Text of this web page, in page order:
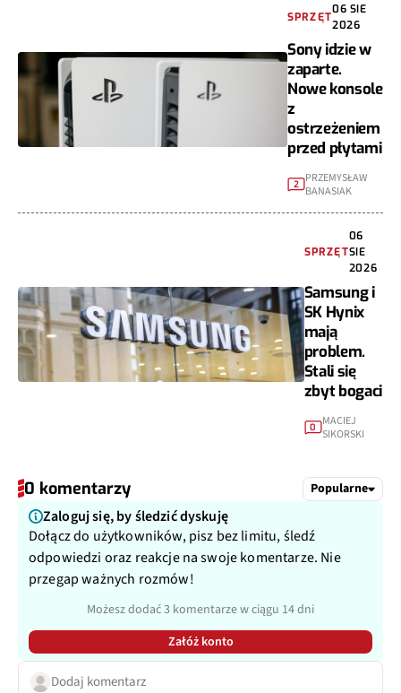
SPRZĘT
06 SIE
2026
Sony idzie w
zaparte.
Nowe konsole
z
ostrzeżeniem
przed płytami
2 PRZEMYSŁAW
BANASIAK
SPRZĘT
06
SIE
2026
Samsung i
SK Hynix
mają
problem.
Stali się
zbyt bogaci
0 MACIEJ
SIKORSKI
0 komentarzy Popularne
Zaloguj się, by śledzić dyskuję
Dołącz do użytkowników, pisz bez limitu, śledź
odpowiedzi oraz reakcje na swoje komentarze. Nie
przegap ważnych rozmów!
Możesz dodać 3 komentarze w ciągu 14 dni
Załóż konto
Dodaj komentarz